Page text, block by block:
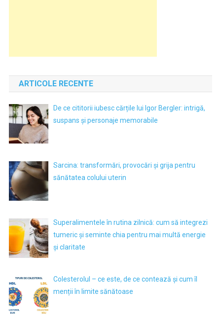
ARTICOLE RECENTE
De ce cititorii iubesc cărțile lui Igor Bergler: intrigă,
suspans și personaje memorabile
Sarcina: transformări, provocări și grija pentru
sănătatea colului uterin
Superalimentele în rutina zilnică: cum să integrezi
tumeric și seminte chia pentru mai multă energie
și claritate
Colesterolul – ce este, de ce contează și cum îl
menții în limite sănătoase